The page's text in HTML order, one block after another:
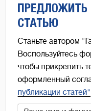
ПРЕДЛОЖИТЬ
СТАТЬЮ
Станьте автором
Воспользуйтесь
чтобы прикрепить
оформленный
публикации статей"